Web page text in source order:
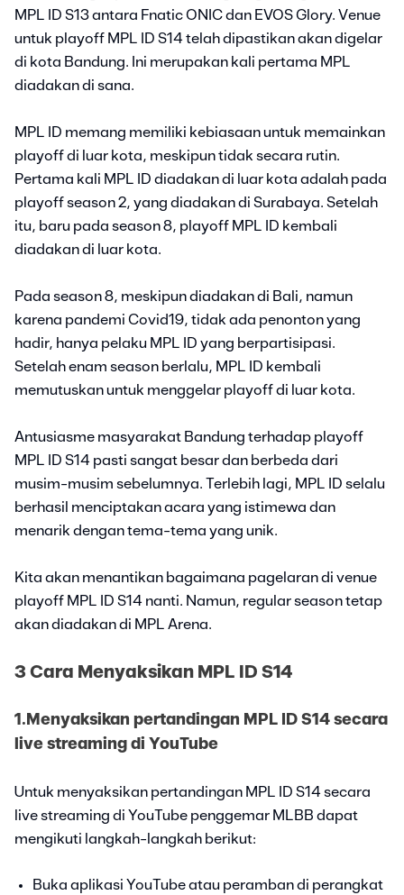
MPL ID S13 antara Fnatic ONIC dan EVOS Glory. Venue
untuk playoff MPL ID S14 telah dipastikan akan digelar
di kota Bandung. Ini merupakan kali pertama MPL
diadakan di sana.
MPL ID memang memiliki kebiasaan untuk memainkan
playoff di luar kota, meskipun tidak secara rutin.
Pertama kali MPL ID diadakan di luar kota adalah pada
playoff season 2, yang diadakan di Surabaya. Setelah
itu, baru pada season 8, playoff MPL ID kembali
diadakan di luar kota.
Pada season 8, meskipun diadakan di Bali, namun
karena pandemi Covid19, tidak ada penonton yang
hadir, hanya pelaku MPL ID yang berpartisipasi.
Setelah enam season berlalu, MPL ID kembali
memutuskan untuk menggelar playoff di luar kota.
Antusiasme masyarakat Bandung terhadap playoff
MPL ID S14 pasti sangat besar dan berbeda dari
musim-musim sebelumnya. Terlebih lagi, MPL ID selalu
berhasil menciptakan acara yang istimewa dan
menarik dengan tema-tema yang unik.
Kita akan menantikan bagaimana pagelaran di venue
playoff MPL ID S14 nanti. Namun, regular season tetap
akan diadakan di MPL Arena.
3 Cara Menyaksikan MPL ID S14
1.Menyaksikan pertandingan MPL ID S14 secara
live streaming di YouTube
Untuk menyaksikan pertandingan MPL ID S14 secara
live streaming di YouTube penggemar MLBB dapat
mengikuti langkah-langkah berikut:
Buka aplikasi YouTube atau peramban di perangkat